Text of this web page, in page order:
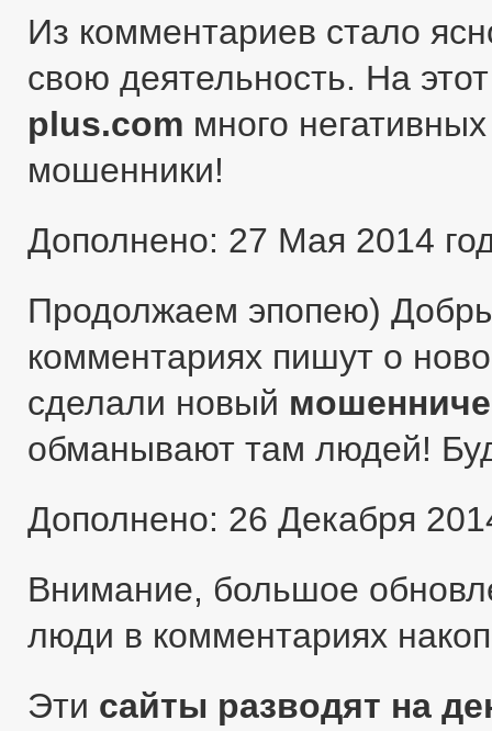
Из комментариев стало
свою деятельность. На
plus.com много
мошенники!
Дополнено: 27 Мая 2014
Продолжаем эпопею)
комментариях пишут о
сделали новый
обманывают там людей!
Дополнено: 26 Декабря
Внимание, большое
люди в комментариях
Эти сайты разводят на